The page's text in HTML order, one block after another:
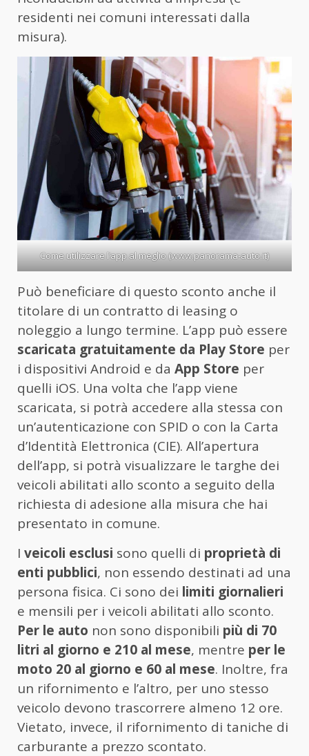
residenti nei comuni interessati dalla
misura).
Come utilizzare l’app al meglio (www.panorama-auto.it)
Può beneficiare di questo sconto anche il
titolare di un contratto di leasing o
noleggio a lungo termine. L’app può essere
scaricata gratuitamente da Play Store per
i dispositivi Android e da App Store per
quelli iOS. Una volta che l’app viene
scaricata, si potrà accedere alla stessa con
un’autenticazione con SPID o con la Carta
d’Identità Elettronica (CIE). All’apertura
dell’app, si potrà visualizzare le targhe dei
veicoli abilitati allo sconto a seguito della
richiesta di adesione alla misura che hai
presentato in comune.
I veicoli esclusi sono quelli di proprietà di
enti pubblici, non essendo destinati ad una
persona fisica. Ci sono dei limiti giornalieri
e mensili per i veicoli abilitati allo sconto.
Per le auto non sono disponibili più di 70
litri al giorno e 210 al mese, mentre per le
moto 20 al giorno e 60 al mese. Inoltre, fra
un rifornimento e l’altro, per uno stesso
veicolo devono trascorrere almeno 12 ore.
Vietato, invece, il rifornimento di taniche di
carburante a prezzo scontato.